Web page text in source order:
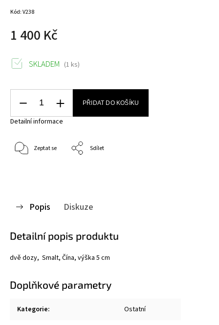
Kód:V238
1 400 Kč
SKLADEM (1 ks)
PŘIDAT DO KOŠÍKU
Detailní informace
Zeptat se Sdílet
Popis Diskuze
Detailní popis produktu
dvě dozy, Smalt, Čína, výška 5 cm
Doplňkové parametry
Kategorie: Ostatní